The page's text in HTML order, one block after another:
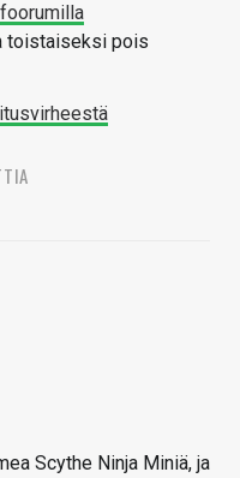
toistaiseksi pois
Scythe Ninja Miniä, ja